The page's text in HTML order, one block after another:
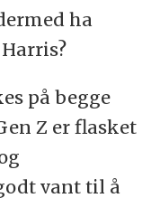
ha
på begge
Z er flasket
vant til å